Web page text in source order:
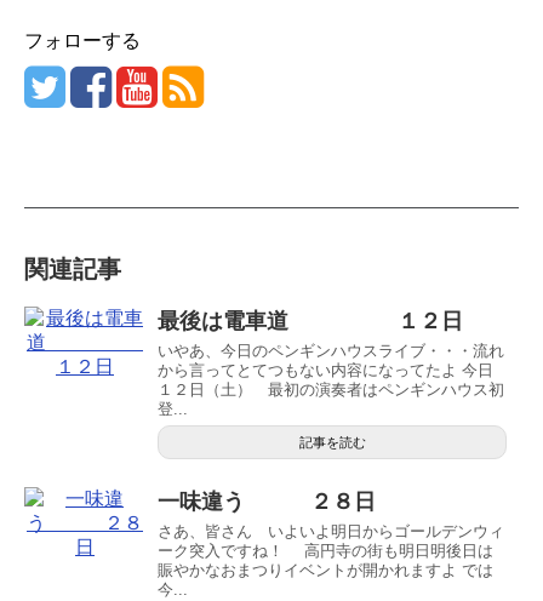
フォローする
関連記事
最後は電車道 １２日
いやあ、今日のペンギンハウスライブ・・・流れ
から言ってとてつもない内容になってたよ 今日
１２日（土） 最初の演奏者はペンギンハウス初
登...
記事を読む
一味違う ２８日
さあ、皆さん いよいよ明日からゴールデンウィ
ーク突入ですね！ 高円寺の街も明日明後日は
賑やかなおまつりイベントが開かれますよ では
今...